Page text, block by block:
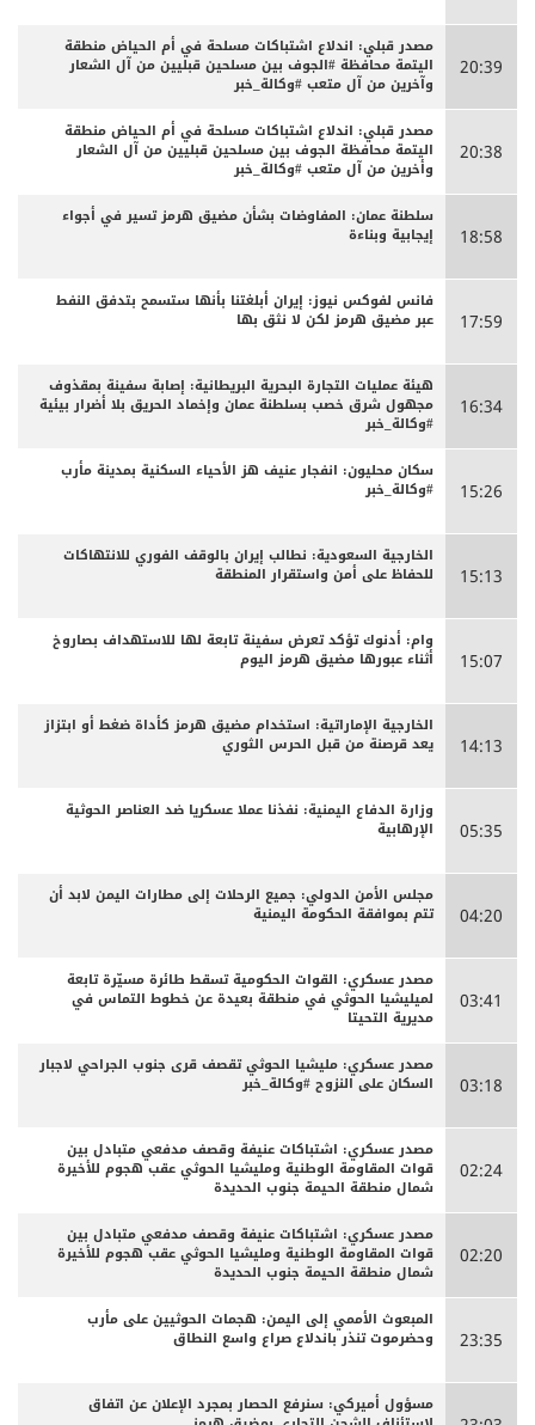
20:39
مصدر قبلي: اندلاع اشتباكات مسلحة في أم الحياض منطقة
اليتمة محافظة #الجوف بين مسلحين قبليين من آل الشعار
وآخرين من آل متعب #وكالة_خبر
20:38
مصدر قبلي: اندلاع اشتباكات مسلحة في أم الحياض منطقة
اليتمة محافظة الجوف بين مسلحين قبليين من آل الشعار
وأخرين من آل متعب #وكالة_خبر
18:58
سلطنة عمان: المفاوضات بشأن مضيق هرمز تسير في أجواء
إيجابية وبناءة
17:59
فانس لفوكس نيوز: إيران أبلغتنا بأنها ستسمح بتدفق النفط
عبر مضيق هرمز لكن لا نثق بها
16:34
هيئة عمليات التجارة البحرية البريطانية: إصابة سفينة بمقذوف
مجهول شرق خصب بسلطنة عمان وإخماد الحريق بلا أضرار بيئية
#وكالة_خبر
15:26
سكان محليون: انفجار عنيف هز الأحياء السكنية بمدينة مأرب
#وكالة_خبر
15:13
الخارجية السعودية: نطالب إيران بالوقف الفوري للانتهاكات
للحفاظ على أمن واستقرار المنطقة
15:07
وام: أدنوك تؤكد تعرض سفينة تابعة لها للاستهداف بصاروخ
أثناء عبورها مضيق هرمز اليوم
14:13
الخارجية الإماراتية: استخدام مضيق هرمز كأداة ضغط أو ابتزاز
يعد قرصنة من قبل الحرس الثوري
05:35
وزارة الدفاع اليمنية: نفذنا عملا عسكريا ضد العناصر الحوثية
الإرهابية
04:20
مجلس الأمن الدولي: جميع الرحلات إلى مطارات اليمن لابد أن
تتم بموافقة الحكومة اليمنية
03:41
مصدر عسكري: القوات الحكومية تسقط طائرة مسيّرة تابعة
لميليشيا الحوثي في منطقة بعيدة عن خطوط التماس في
مديرية التحيتا
03:18
مصدر عسكري: مليشيا الحوثي تقصف قرى جنوب الجراحي لاجبار
السكان على النزوح #وكالة_خبر
02:24
مصدر عسكري: اشتباكات عنيفة وقصف مدفعي متبادل بين
قوات المقاومة الوطنية ومليشيا الحوثي عقب هجوم للأخيرة
شمال منطقة الحيمة جنوب الحديدة
02:20
مصدر عسكري: اشتباكات عنيفة وقصف مدفعي متبادل بين
قوات المقاومة الوطنية ومليشيا الحوثي عقب هجوم للأخيرة
شمال منطقة الحيمة جنوب الحديدة
23:35
المبعوث الأممي إلى اليمن: هجمات الحوثيين على مأرب
وحضرموت تنذر باندلاع صراع واسع النطاق
مسؤول أميركي: سنرفع الحصار بمجرد الإعلان عن اتفاق